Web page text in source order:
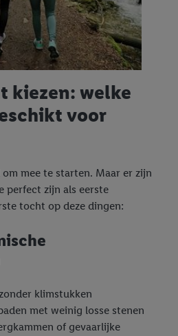
kiezen: welke
voor
mee te starten. Maar er zijn
perfect zijn als eerste
tocht op deze dingen:
klimstukken
met weinig losse stenen
of gevaarlijke